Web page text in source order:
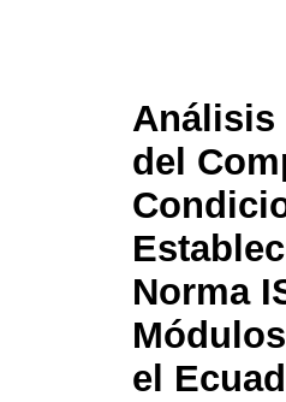
Análisis
del
Norma
el